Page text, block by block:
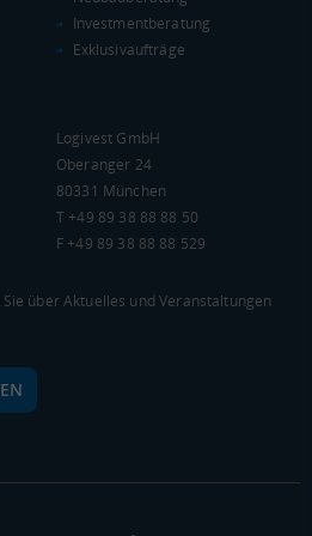
KOPF
€
Bundesland
Investmentberatung
Exklusivaufträge
Logivest GmbH
Oberanger 24
80331 München
T +49 89 38 88 88 50
F +49 89 38 88 88 529
über Aktuelles und Veranstaltungen